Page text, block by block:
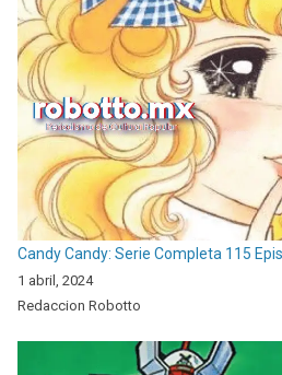
Candy Candy: Serie Completa 115
1 abril, 2024
Redaccion Robotto